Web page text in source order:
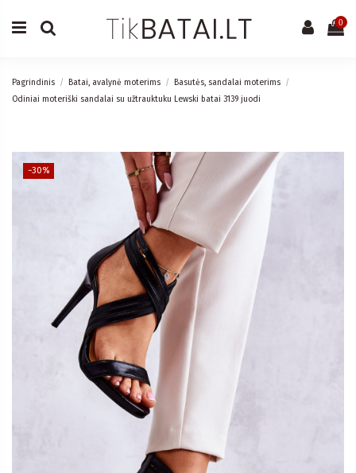
0
Pagrindinis Batai, avalynė moterims
Basutės, sandalai moterims
Odiniai moteriški sandalai su užtrauktuku Lewski batai 3139 juodi
−30%